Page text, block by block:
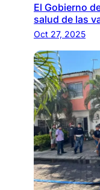
El Gobierno
salud de las
Oct 27, 2025